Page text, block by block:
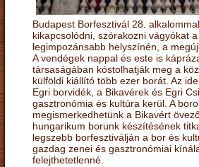
Budapest Borfesztivál 28.
kikapcsolódni, szórakozni vágyókat
legimpozánsabb helyszínén, a
A vendégek nappal és este is
társaságában kóstolhatják meg a
külföldi kiállító több ezer borát. Az
Egri borvidék, a Bikavérek és Egri
gasztronómia és kultúra kerül. A
megismerkedhetünk a Bikavért
hungarikum borunk készítésének
legszebb borfesztiválján a bor és
gazdag zenei és gasztronómiai
felejthetetlenné.